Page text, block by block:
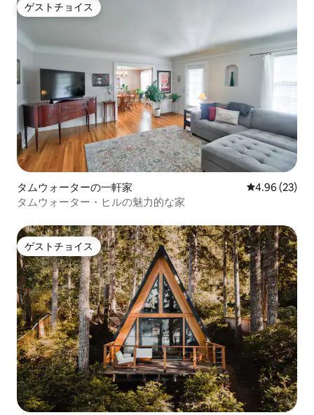
ゲストチョイス
ゲストチョイス
タムウォーターの一軒家 レビュー23
4.96 (23)
タムウォーター・ヒルの魅力的な家
ゲストチョイス
ゲストチョイス